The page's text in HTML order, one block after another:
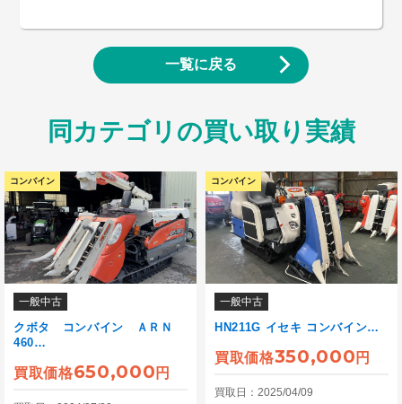
一覧に戻る
同カテゴリの買い取り実績
コンバイン
一般中古
クボタ コンバイン ＡＲＮ
460…
買取価格650,000 円
コンバイン
一般中古
HN211G イセキ コンバイン…
買取価格350,000 円
買取日：2025/04/09